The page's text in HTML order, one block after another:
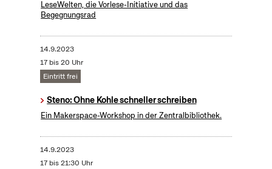
LeseWelten, die Vorlese-Initiative und das
Begegnungsrad
14.9.2023
17 bis 20 Uhr
Eintritt frei
Steno: Ohne Kohle schneller schreiben
Ein Makerspace-Workshop in der Zentralbibliothek.
14.9.2023
17 bis 21:30 Uhr